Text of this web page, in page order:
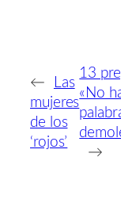
←
Las
mujeres
de los
‘rojos’
13
«No
→